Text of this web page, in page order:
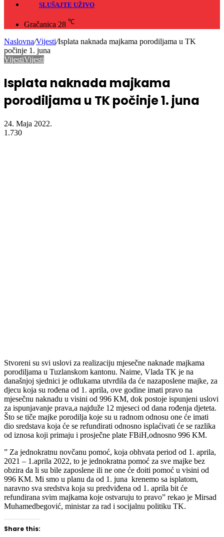
SLUŠAJTE UŽIVO
Gračanica 28 ℃
Naslovna/Vijesti/Isplata naknada majkama porodiljama u TK
počinje 1. juna
VijestiVijesti
Isplata naknada majkama
porodiljama u TK počinje 1. juna
24. Maja 2022.
1.730
Stvoreni su svi uslovi za realizaciju mjesečne naknade majkama
porodiljama u Tuzlanskom kantonu. Naime, Vlada TK je na
današnjoj sjednici je odlukama utvrdila da će nazaposlene majke, za
djecu koja su rođena od 1. aprila, ove godine imati pravo na
mjesečnu naknadu u visini od 996 KM, dok postoje ispunjeni uslovi
za ispunjavanje prava,a najduže 12 mjeseci od dana rođenja djeteta.
Što se tiče majke porodilja koje su u radnom odnosu one će imati
dio sredstava koja će se refundirati odnosno isplaćivati će se razlika
od iznosa koji primaju i prosječne plate FBiH,odnosno 996 KM.
” Za jednokratnu novčanu pomoć, koja obhvata period od 1. aprila,
2021 – 1.aprila 2022, to je jednokratna pomoć za sve majke bez
obzira da li su bile zaposlene ili ne one će doiti pomoć u visini od
996 KM. Mi smo u planu da od 1. juna krenemo sa isplatom,
naravno sva sredstva koja su predviđena od 1. aprila bit će
refundirana svim majkama koje ostvaruju to pravo” rekao je Mirsad
Muhamedbegović, ministar za rad i socijalnu politiku TK.
Share this: